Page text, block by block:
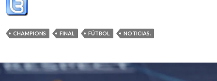
CHAMPIONS FINAL FÚTBOL NOTICIAS.